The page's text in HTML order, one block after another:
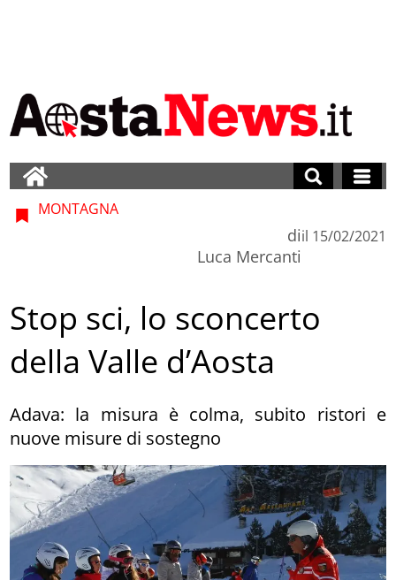
MONTAGNA
di
Luca Mercanti
il 15/02/2021
Stop sci, lo sconcerto
della Valle d’Aosta
Adava: la misura è colma, subito ristori e
nuove misure di sostegno